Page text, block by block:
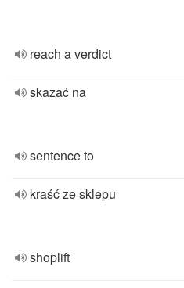
reach a verdict
skazać na
sentence to
kraść ze sklepu
shoplift